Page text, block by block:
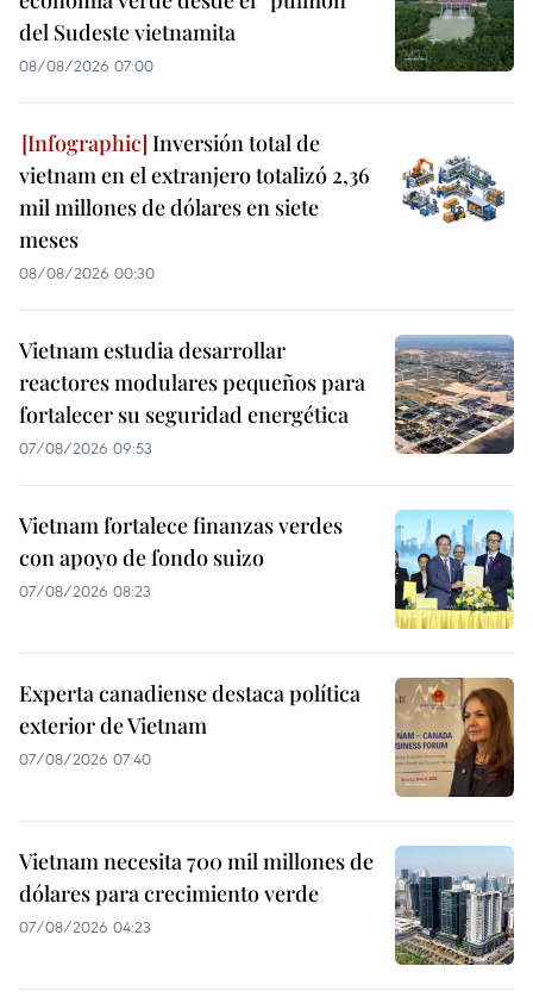
del Sudeste vietnamita
08/08/2026 07:00
Inversión total de
vietnam en el extranjero totalizó 2,36
mil millones de dólares en siete
meses
08/08/2026 00:30
Vietnam estudia desarrollar
reactores modulares pequeños para
fortalecer su seguridad energética
07/08/2026 09:53
Vietnam fortalece finanzas verdes
con apoyo de fondo suizo
07/08/2026 08:23
Experta canadiense destaca política
exterior de Vietnam
07/08/2026 07:40
Vietnam necesita 700 mil millones de
dólares para crecimiento verde
07/08/2026 04:23